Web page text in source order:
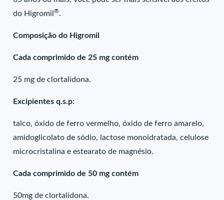
do Higromil®.
Composição do Higromil
Cada comprimido de 25 mg contém
25 mg de clortalidona.
Excipientes q.s.p:
talco, óxido de ferro vermelho, óxido de ferro amarelo,
amidoglicolato de sódio, lactose monoidratada, celulose
microcristalina e estearato de magnésio.
Cada comprimido de 50 mg contém
50mg de clortalidona.